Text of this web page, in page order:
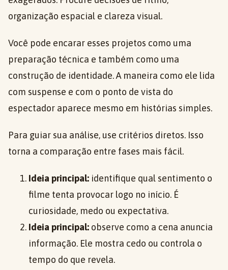
organização espacial e clareza visual.
Você pode encarar esses projetos como uma
preparação técnica e também como uma
construção de identidade. A maneira como ele lida
com suspense e com o ponto de vista do
espectador aparece mesmo em histórias simples.
Para guiar sua análise, use critérios diretos. Isso
torna a comparação entre fases mais fácil.
Ideia principal: identifique qual sentimento o
filme tenta provocar logo no início. É
curiosidade, medo ou expectativa.
Ideia principal: observe como a cena anuncia
informação. Ele mostra cedo ou controla o
tempo do que revela.